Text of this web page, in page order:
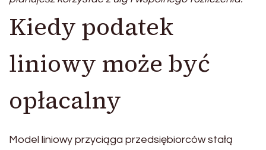
Kiedy podatek
liniowy może być
opłacalny
Model liniowy przyciąga przedsiębiorców stałą